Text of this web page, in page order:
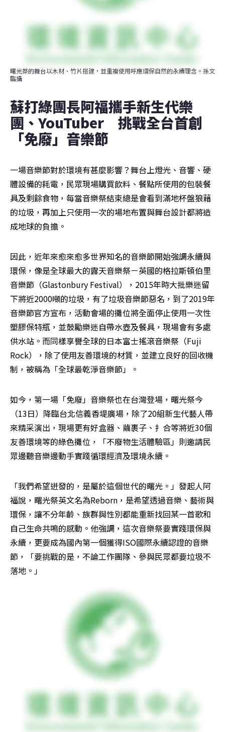
曙光祭的舞台以木材、竹片搭建，並重複使用呼應環保自然的永續理念。孫文
臨攝
蘇打綠團長阿福攜手新生代樂
團、YouTuber　挑戰全台首創
「免廢」音樂節
一場音樂節對於環境有甚麼影響？舞台上燈光、音響、硬
體設備的耗電，民眾現場購買飲料、餐點所使用的包裝餐
具及剩餘食物，每當音樂祭結束總是會看到滿地杯盤狼藉
的垃圾，再加上只使用一次的場地布置與舞台設計都將造
成地球的負擔。
因此，近年來愈來愈多世界知名的音樂節開始強調永續與
環保，像是全球最大的露天音樂祭－英國的格拉斯頓伯里
音樂節（Glastonbury Festival），2015年時大批樂迷留
下將近2000噸的垃圾，有了垃圾音樂節惡名，到了2019年
音樂節官方宣布，活動會場的攤位將全面停止使用一次性
塑膠保特瓶，並鼓勵樂迷自帶水壺及餐具，現場會有多處
供水站。而同樣享譽全球的日本富士搖滾音樂祭（Fuji
Rock），除了使用友善環境的材質，並建立良好的回收機
制，被稱為「全球最乾淨音樂節」。
如今，第一場「免廢」音樂祭也在台灣登場，曙光祭今
（13日）降臨台北信義香堤廣場，除了20組新生代藝人帶
來精采演出，現場更有好盒器、繭裹子、扌合等將近30個
友善環境等的綠色攤位，「不廢物生活體驗區」則邀請民
眾邊聽音樂邊動手實踐循環經濟及環境永續。
「我們希望迸發的，是屬於這個世代的曙光。」發起人阿
福說，曙光祭英文名為Reborn，是希望透過音樂、藝術與
環保，讓不分年齡、族群與性別都能重新找回某一首歌和
自己生命共鳴的感動。他強調，這次音樂祭要實踐環保與
永續，更要成為國內第一個獲得ISO國際永續認證的音樂
節，「要挑戰的是，不論工作團隊、參與民眾都要垃圾不
落地。」